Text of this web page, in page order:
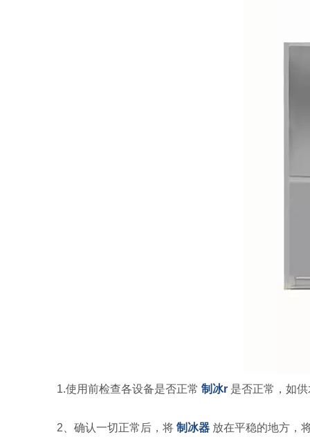
1.使用前检查各设备是否正常 制冰r 是否正常，如
2、确认一切正常后，将 制冰器 放在平稳的地方，